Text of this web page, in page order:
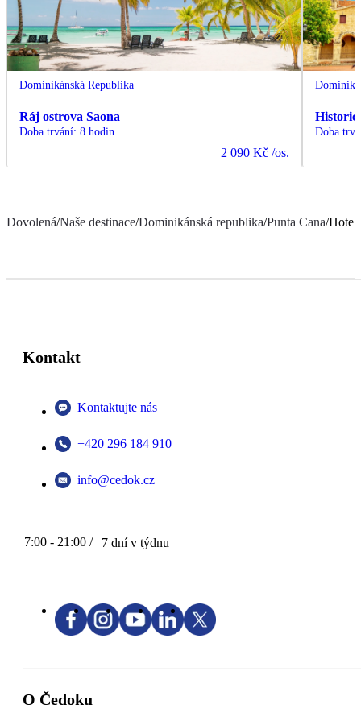
Dominikánská Republika
Ráj ostrova Saona
Doba trvání: 8 hodin
2 090 Kč /os.
Doba
Dovolená/Naše destinace/Dominikánská republika/Punta Cana/Hotel
Kontakt
Kontaktujte nás
+420 296 184 910
info@cedok.cz
7:00 - 21:00 / 7 dní v týdnu
O Čedoku